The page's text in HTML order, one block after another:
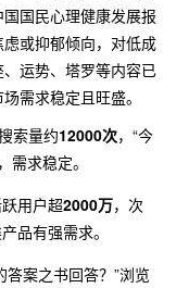
国民心理健康发展报
或抑郁倾向，对低成
运势、塔罗等内容已
需求稳定且旺盛。
索量约12000次，“今
需求稳定。
用户超2000万，次
品有强需求。
案之书回答？”浏览